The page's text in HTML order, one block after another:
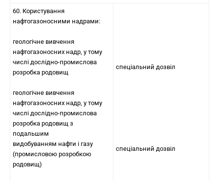
60. Користування
нафтогазоносними надрами:
геологічне вивчення
нафтогазоносних надр, у тому
числі дослідно-промислова
розробка родовищ
геологічне вивчення
нафтогазоносних надр, у тому
числі дослідно-промислова
розробка родовищ з
подальшим
видобуванням нафти і газу
(промисловою розробкою
родовищ)
спеціальний дозвіл
спеціальний дозвіл